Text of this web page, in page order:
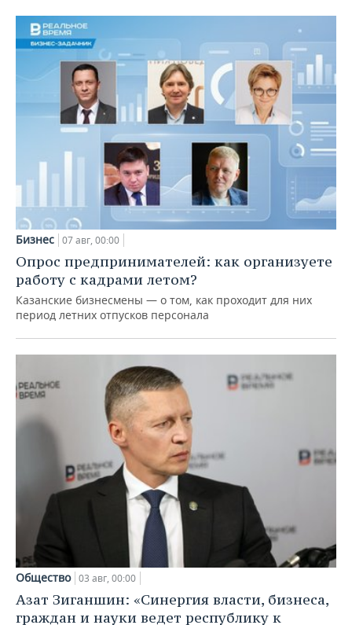
Бизнес 07 авг, 00:00
Опрос предпринимателей: как организуете
работу с кадрами летом?
Казанские бизнесмены — о том, как проходит для них
период летних отпусков персонала
Общество 03 авг, 00:00
Азат Зиганшин: «Синергия власти, бизнеса,
граждан и науки ведет республику к